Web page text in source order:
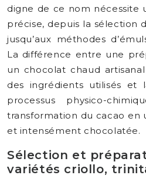
digne de ce nom nécessite
précise, depuis la sélection
jusqu’aux méthodes
La différence entre une
un chocolat chaud
des ingrédients utilisés et
processus physico-
transformation du cacao en
et intensément chocolatée.
Sélection et
variétés criollo,